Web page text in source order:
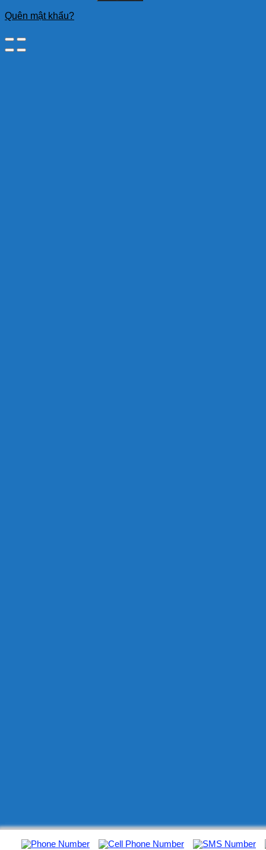
Quên mật khẩu?